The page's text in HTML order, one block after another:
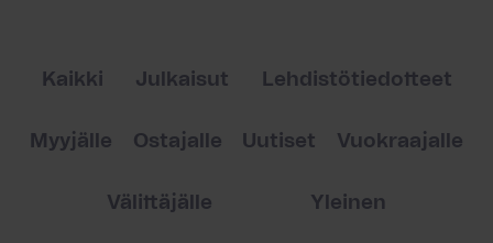
Kaikki Julkaisut Lehdistötiedotteet
Myyjälle Ostajalle Uutiset Vuokraajalle
Välittäjälle Yleinen